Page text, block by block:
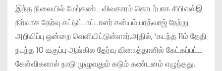
இந்த நிலையில் மேற்கண்ட விவகாரம் தொடர்பாக சிபிஎஸ்இ
நிர்வாக தேர்வு கட்டுப்பாட்டாளர் சன்யம் பரத்வாஜ் நேற்று
அறிவிப்பு ஒன்றை வெளியிட்டுள்ளார்.அதில், ‘கடந்த 11ம் தேதி
நடந்த 10 வகுப்பு ஆங்கில தேர்வு வினாத்தாளில் கேட்கப்பட்ட
கேள்விகளால் நாடு முழுவதும் கடும் கண்டனம் எழுந்தது.